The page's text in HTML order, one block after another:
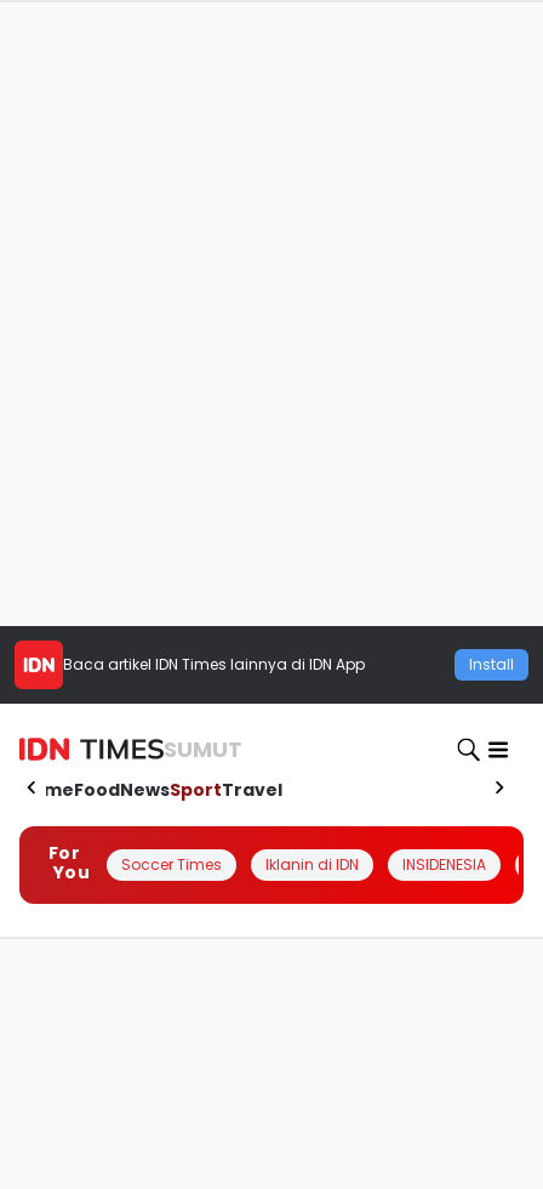
Baca artikel IDN Times lainnya di IDN App Install
SUMUT
HomeFoodNewsSportTravel
For
You
Soccer Times Iklanin di IDN INSIDENESIA